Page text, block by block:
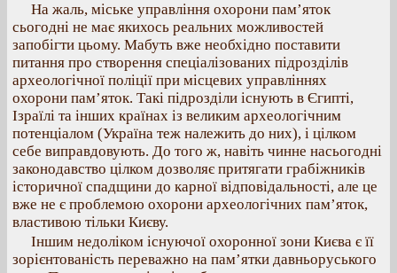
На жаль, міське управління охорони пам’яток
сьогодні не має якихось реальних можливостей
запобігти цьому. Мабуть вже необхідно поставити
питання про створення спеціалізованих підрозділів
археологічної поліції при місцевих управліннях
охорони пам’яток. Такі підрозділи існують в Єгипті,
Ізраїлі та інших країнах із великим археологічним
потенціалом (Україна теж належить до них), і цілком
себе виправдовують. До того ж, навіть чинне насьогодні
законодавство цілком дозволяє притягати грабіжників
історичної спадщини до карної відповідальності, але це
вже не є проблемою охорони археологічних пам’яток,
властивою тільки Києву.
Іншим недоліком існуючої охоронної зони Києва є її
зорієнтованість переважно на пам’ятки давньоруського